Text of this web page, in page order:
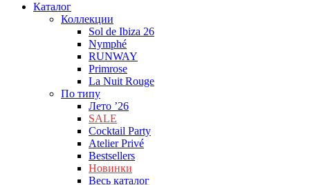
Каталог
Коллекции
Sol de Ibiza 26
Nymphé
RUNWAY
Primrose
La Nuit Rouge
По типу
Лето ’26
SALE
Cocktail Party
Atelier Privé
Bestsellers
Новинки
Весь каталог